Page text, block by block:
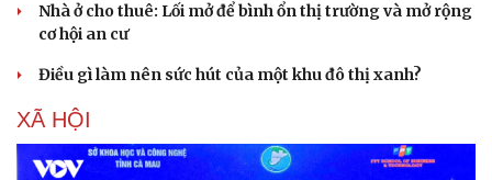
Nhà ở cho thuê: Lối mở để bình ổn thị trường và mở rộng
cơ hội an cư
Điều gì làm nên sức hút của một khu đô thị xanh?
XÃ HỘI